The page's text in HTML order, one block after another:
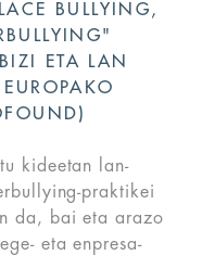
BULLYING,
ETA LAN
kideetan lan-
praktikei
da, bai eta arazo
eta enpresa-